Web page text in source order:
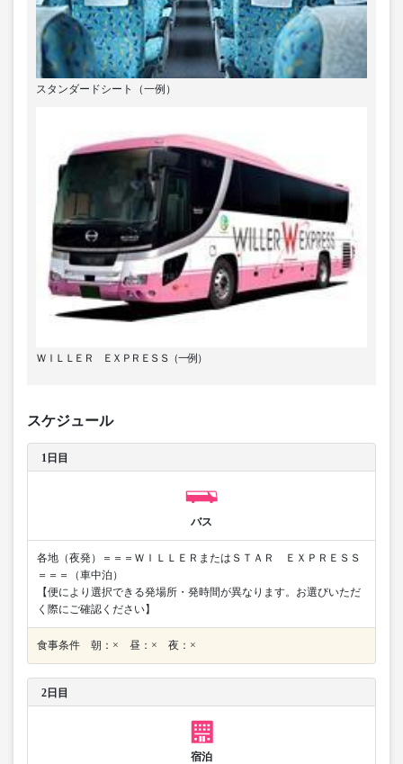
スタンダードシート（一例）
ＷＩＬＬＥＲ ＥＸＰＲＥＳＳ（一例）
スケジュール
1日目
バス
各地（夜発）＝＝＝ＷＩＬＬＥＲまたはＳＴＡＲ ＥＸＰＲＥＳＳ
＝＝＝（車中泊）
【便により選択できる発場所・発時間が異なります。お選びいただ
く際にご確認ください】
食事条件 朝：× 昼：× 夜：×
2日目
宿泊